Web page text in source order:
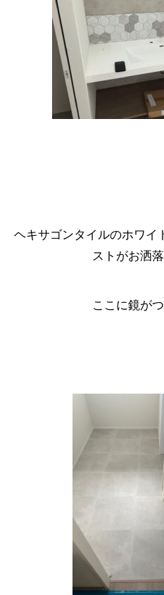
ヘキサゴンタイルのホワイ
ストがお洒
ここに鏡が